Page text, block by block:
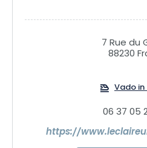
7 Rue du
88230
Vado
06 37 05
https://